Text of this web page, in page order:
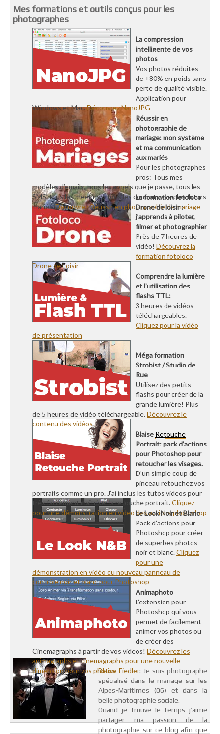
Mes formations et outils conçus pour les
photographes
La compression
intelligente de vos
photos
Vos photos réduites
de +80% en poids sans
perte de qualité visible.
Application pour
Windows et Mac.Découvrez NanoJPG
Réussir en
photographie de
mariage: mon système
et ma communication
aux mariés
Pour les photographes
pros: Tous mes
modèles d’emails, tous les appels que je passe, tous les
SMS, tous les meetings, tous les contrats avec les futurs
mariés.Découvrez Réussir en photographie de mariage
La formation fotoloco
Drone de loisir :
j’apprends à piloter,
filmer et photographier
Près de 7 heures de
vidéo! Découvrez la
formation fotoloco
Drone de Loisir
Comprendre la lumière
et l’utilisation des
flashs TTL:
3 heures de vidéos
téléchargeables.
Cliquez pour la vidéo
de présentation
Méga formation
Strobist / Studio de
Rue
Utilisez des petits
flashs pour créer de la
grande lumière! Plus
de 5 heures de vidéo téléchargeable.Découvrez le
contenu des vidéos
Blaise Retouche
Portrait: pack d’actions
pour Photoshop pour
retoucher les visages.
D’un simple coup de
pinceau retouchez vos
portraits comme un pro. J’ai inclus les tutos videos pour
très facilement maîtriser la retouche portrait.Cliquez
pour une démonstration en video des actions photoshop
Le Look Noir et Blanc
Pack d’actions pour
Photoshop pour créer
de superbes photos
noir et blanc.Cliquez
pour une
démonstration en vidéo du nouveau panneau de
contrôle noir et blanc pour Photoshop
Animaphoto
L’extension pour
Photoshop qui vous
permet de facilement
animer vos photos ou
de créer des
Cinemagraphs à partir de vos videos! Découvrez les
animagraphs et cinemagraphs pour une nouvelle
dimension pour vos photosBlaise Fiedler: Je suis photographe
spécialisé dans le mariage sur les
Alpes-Maritimes (06) et dans la
belle photographie sociale.
Quand je trouve le temps j’aime
partager ma passion de la
photographie sur ce blog afin que